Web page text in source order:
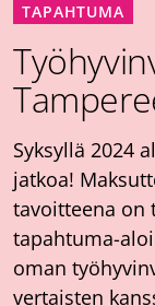
TAPAHTUMA
Syksyllä 2024
jatkoa!
tavoitteena on
tapahtuma-
oman
vertaisten